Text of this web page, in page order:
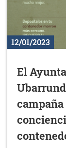
12/01/2023
El